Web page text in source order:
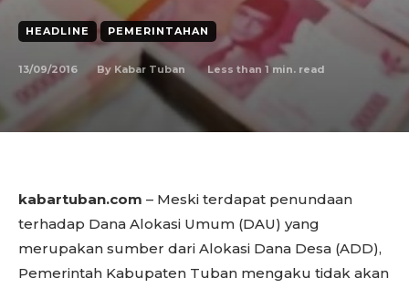
HEADLINE PEMERINTAHAN
13/09/2016 By Kabar Tuban Less than 1 min. read
kabartuban.com – Meski terdapat penundaan
terhadap Dana Alokasi Umum (DAU) yang
merupakan sumber dari Alokasi Dana Desa (ADD),
Pemerintah Kabupaten Tuban mengaku tidak akan